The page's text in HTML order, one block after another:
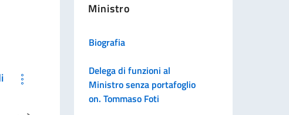
Ministro
Biografia
Delega di funzioni al
Ministro senza portafoglio
on. Tommaso Foti